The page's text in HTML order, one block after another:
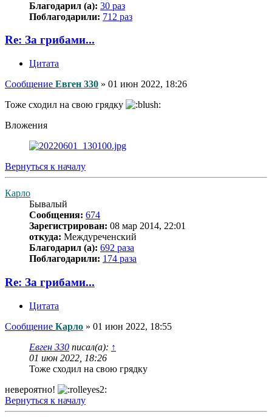
Благодарил (а): 30 раз
Поблагодарили: 712 раз
Re: За грибами...
Цитата
Сообщение Евген 330 » 01 июн 2022, 18:26
Тоже сходил на свою грядку
Вложения
Вернуться к началу
Карло
Бывалый
Сообщения: 674
Зарегистрирован: 08 мар 2014, 22:01
откуда: Междуреченский
Благодарил (а): 692 раза
Поблагодарили: 174 раза
Re: За грибами...
Цитата
Сообщение Карло » 01 июн 2022, 18:55
Евген 330 писал(а): ↑
01 июн 2022, 18:26
Тоже сходил на свою грядку
невероятно!
Вернуться к началу